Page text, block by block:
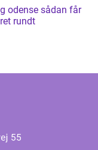
sådan får
rundt